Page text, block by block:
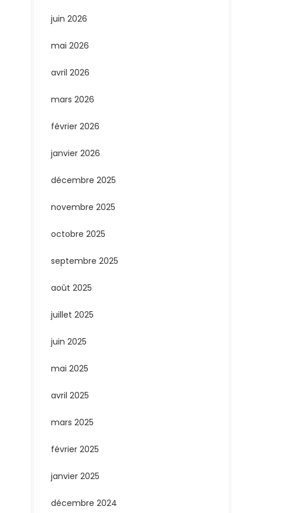
juin 2026
mai 2026
avril 2026
mars 2026
février 2026
janvier 2026
décembre 2025
novembre 2025
octobre 2025
septembre 2025
août 2025
juillet 2025
juin 2025
mai 2025
avril 2025
mars 2025
février 2025
janvier 2025
décembre 2024